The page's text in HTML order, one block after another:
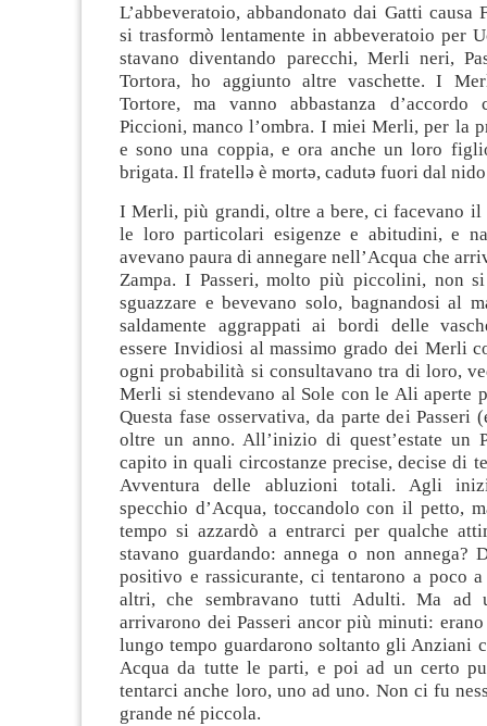
L’abbeveratoio, abbandonato dai Gatti causa
si trasformò lentamente in abbeveratoio per
stavano diventando parecchi, Merli neri,
Tortora, ho aggiunto altre vaschette. I
Tortore, ma vanno abbastanza d’accordo
Piccioni, manco l’ombra. I miei Merli, per la
e sono una coppia, e ora anche un loro
brigata. Il fratellə è mortə, cadutə fuori dal
I Merli, più grandi, oltre a bere, ci facevano il
le loro particolari esigenze e abitudini, e
avevano paura di annegare nell’Acqua che
Zampa. I Passeri, molto più piccolini, non si
sguazzare e bevevano solo, bagnandosi al
saldamente aggrappati ai bordi delle
essere Invidiosi al massimo grado dei Merli
ogni probabilità si consultavano tra di loro,
Merli si stendevano al Sole con le Ali aperte
Questa fase osservativa, da parte dei Passeri
oltre un anno. All’inizio di quest’estate un
capito in quali circostanze precise, decise di
Avventura delle abluzioni totali. Agli
specchio d’Acqua, toccandolo con il petto,
tempo si azzardò a entrarci per qualche
stavano guardando: annega o non annega?
positivo e rassicurante, ci tentarono a poco
altri, che sembravano tutti Adulti. Ma ad
arrivarono dei Passeri ancor più minuti:
lungo tempo guardarono soltanto gli Anziani
Acqua da tutte le parti, e poi ad un certo
tentarci anche loro, uno ad uno. Non ci fu
grande né piccola.